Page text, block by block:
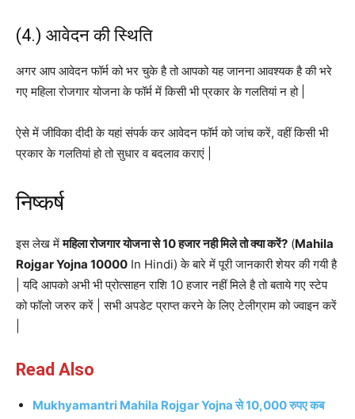
(4.) आवेदन की स्थिति
अगर आप आवेदन फॉर्म को भर चुके है तो आपको यह जानना आवश्यक है की भरे
गए महिला रोजगार योजना के फॉर्म में किसी भी प्रकार के गलतियां न हो |
ऐसे में जीविका दीदी के यहां संपर्क कर आवेदन फॉर्म को जांच करें, वहीं किसी भी
प्रकार के गलतियां हो तो सुधार व बदलाव कराएं |
निष्कर्ष
इस लेख मेंमहिला रोजगार योजना से 10 हजार नही मिले तो क्या करें? (Mahila
Rojgar Yojna 10000 In Hindi) के बारे में पूरी जानकारी शेयर की गयी है
| यदि आपको अभी भी प्रोत्साहन राशि 10 हजार नहीं मिले है तो बताये गए स्टेप
को फॉलो जरुर करें | सभी अपडेट प्राप्त करने के लिए टेलीग्राम को ज्वाइन करें
Read Also
Mukhyamantri Mahila Rojgar Yojna से 10,000 रुपए कब